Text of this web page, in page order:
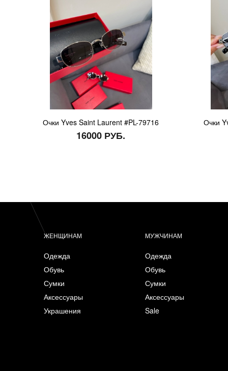
Очки Yves Saint Laurent #PL-79716
16000 РУБ.
Очки
ЖЕНЩИНАМ
Одежда
Обувь
Сумки
Аксессуары
Украшения
МУЖЧИНАМ
Одежда
Обувь
Сумки
Аксессуары
Sale